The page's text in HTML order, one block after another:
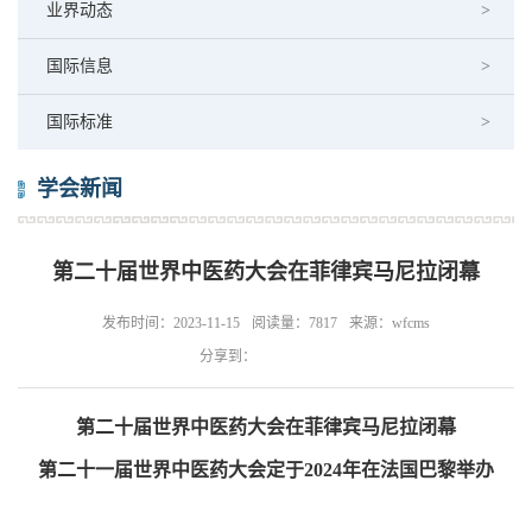
业界动态
国际信息
国际标准
学会新闻
第二十届世界中医药大会在菲律宾马尼拉闭幕
发布时间：2023-11-15 阅读量：7817
来源：wfcms
分享到：
第二十届世界中医药大会在菲律宾马尼拉闭幕
第二十一届世界中医药大会定于2024年在法国巴黎举办